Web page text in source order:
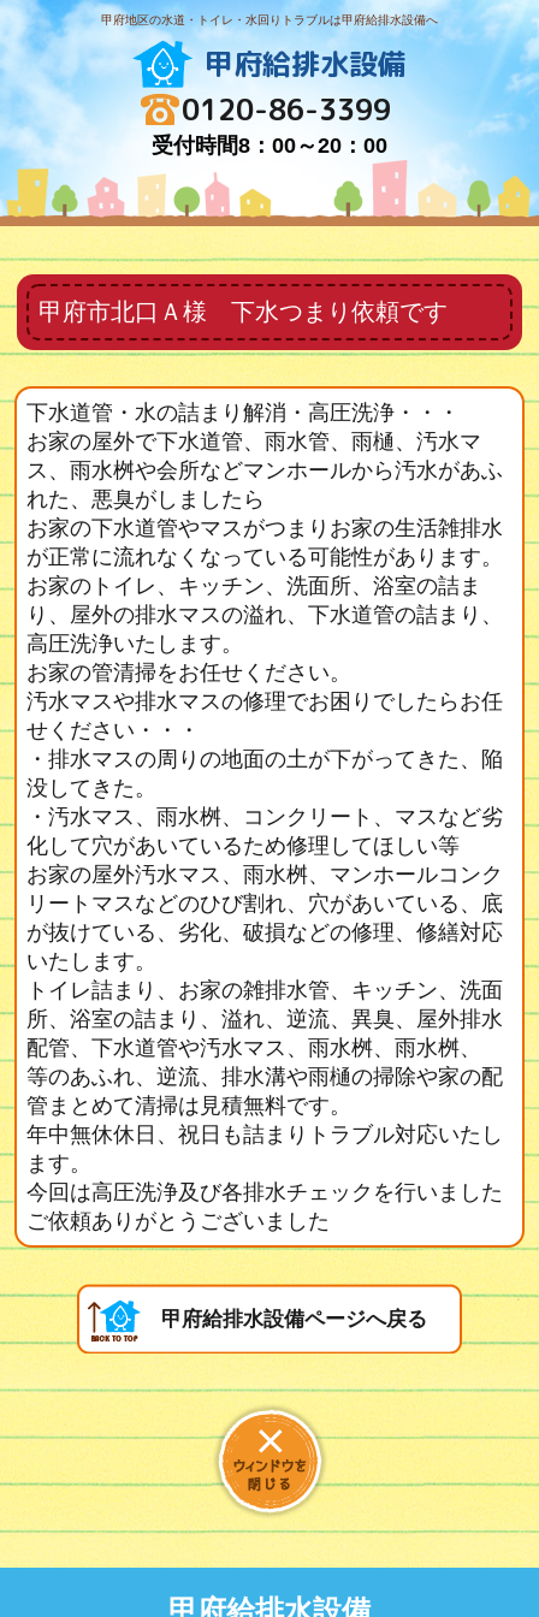
甲府地区の水道・トイレ・水回りトラブルは甲府給排水設備へ
甲府給排水設備
0120-86-3399
受付時間8：00～20：00
甲府市北口Ａ様 下水つまり依頼です
下水道管・水の詰まり解消・高圧洗浄・・・
お家の屋外で下水道管、雨水管、雨樋、汚水マ
ス、雨水桝や会所などマンホールから汚水があふ
れた、悪臭がしましたら
お家の下水道管やマスがつまりお家の生活雑排水
が正常に流れなくなっている可能性があります。
お家のトイレ、キッチン、洗面所、浴室の詰ま
り、屋外の排水マスの溢れ、下水道管の詰まり、
高圧洗浄いたします。
お家の管清掃をお任せください。
汚水マスや排水マスの修理でお困りでしたらお任
せください・・・
・排水マスの周りの地面の土が下がってきた、陥
没してきた。
・汚水マス、雨水桝、コンクリート、マスなど劣
化して穴があいているため修理してほしい等
お家の屋外汚水マス、雨水桝、マンホールコンク
リートマスなどのひび割れ、穴があいている、底
が抜けている、劣化、破損などの修理、修繕対応
いたします。
トイレ詰まり、お家の雑排水管、キッチン、洗面
所、浴室の詰まり、溢れ、逆流、異臭、屋外排水
配管、下水道管や汚水マス、雨水桝、雨水桝、
等のあふれ、逆流、排水溝や雨樋の掃除や家の配
管まとめて清掃は見積無料です。
年中無休休日、祝日も詰まりトラブル対応いたし
ます。
今回は高圧洗浄及び各排水チェックを行いました
ご依頼ありがとうございました
甲府給排水設備ページへ戻る
甲府給排水設備